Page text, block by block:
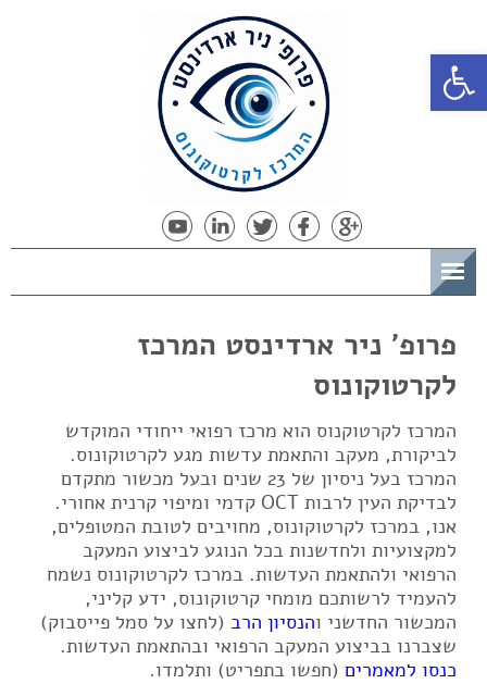
פתח סרגל נגישות
פרופ' ניר ארדינסט המרכז
לקרטוקונוס
המרכז לקרטוקנוס הוא מרכז רפואי ייחודי המוקדש
לביקורת, מעקב והתאמת עדשות מגע לקרטוקונוס.
המרכז בעל ניסיון של 23 שנים ובעל מכשור מתקדם
לבדיקת העין לרבות OCT קדמי ומיפוי קרנית אחורי.
אנו, במרכז לקרטוקונוס, מחויבים לטובת המטופלים,
למקצועיות ולחדשנות בכל הנוגע לביצוע המעקב
הרפואי ולהתאמת העדשות. במרכז לקרטוקונוס נשמח
להעמיד לרשותכם מומחי קרטוקונוס, ידע קליני,
המכשור החדשני והנסיון הרב (לחצו על סמל פייסבוק)
שצברנו בביצוע המעקב הרפואי ובהתאמת העדשות.
כנסו למאמרים (חפשו בתפריט) ותלמדו.